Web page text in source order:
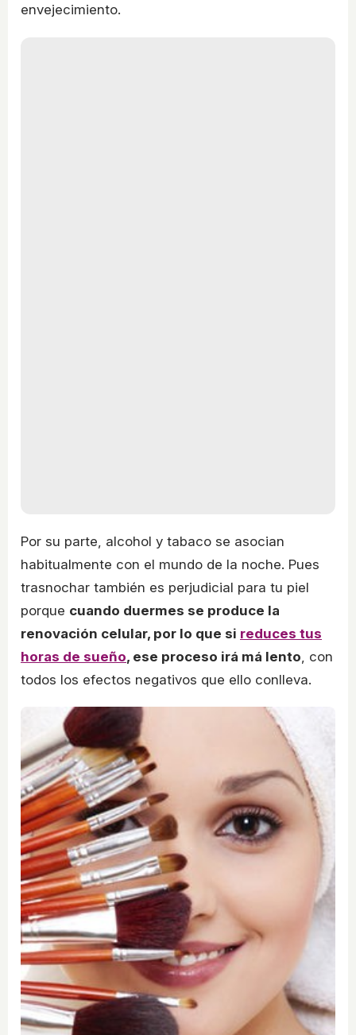
envejecimiento.
Por su parte, alcohol y tabaco se asocian
habitualmente con el mundo de la noche. Pues
trasnochar también es perjudicial para tu piel
porque cuando duermes se produce la
renovación celular, por lo que si reduces tus
horas de sueño, ese proceso irá má lento, con
todos los efectos negativos que ello conlleva.